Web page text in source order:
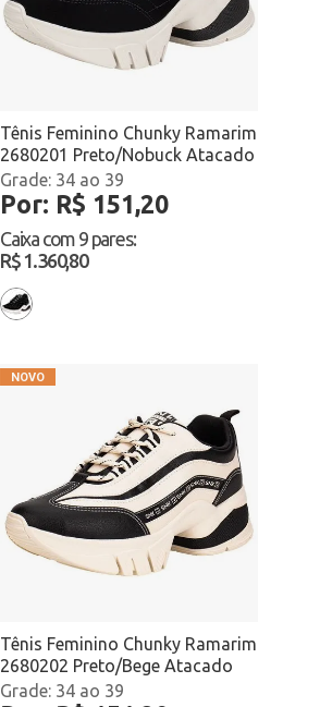
Tênis Feminino Chunky Ramarim
2680201 Preto/Nobuck Atacado
34 ao 39
Por: R$ 151,20
Caixa com 9 pares:
R$ 1.360,80
Tênis Feminino Chunky Ramarim
2680202 Preto/Bege Atacado
34 ao 39